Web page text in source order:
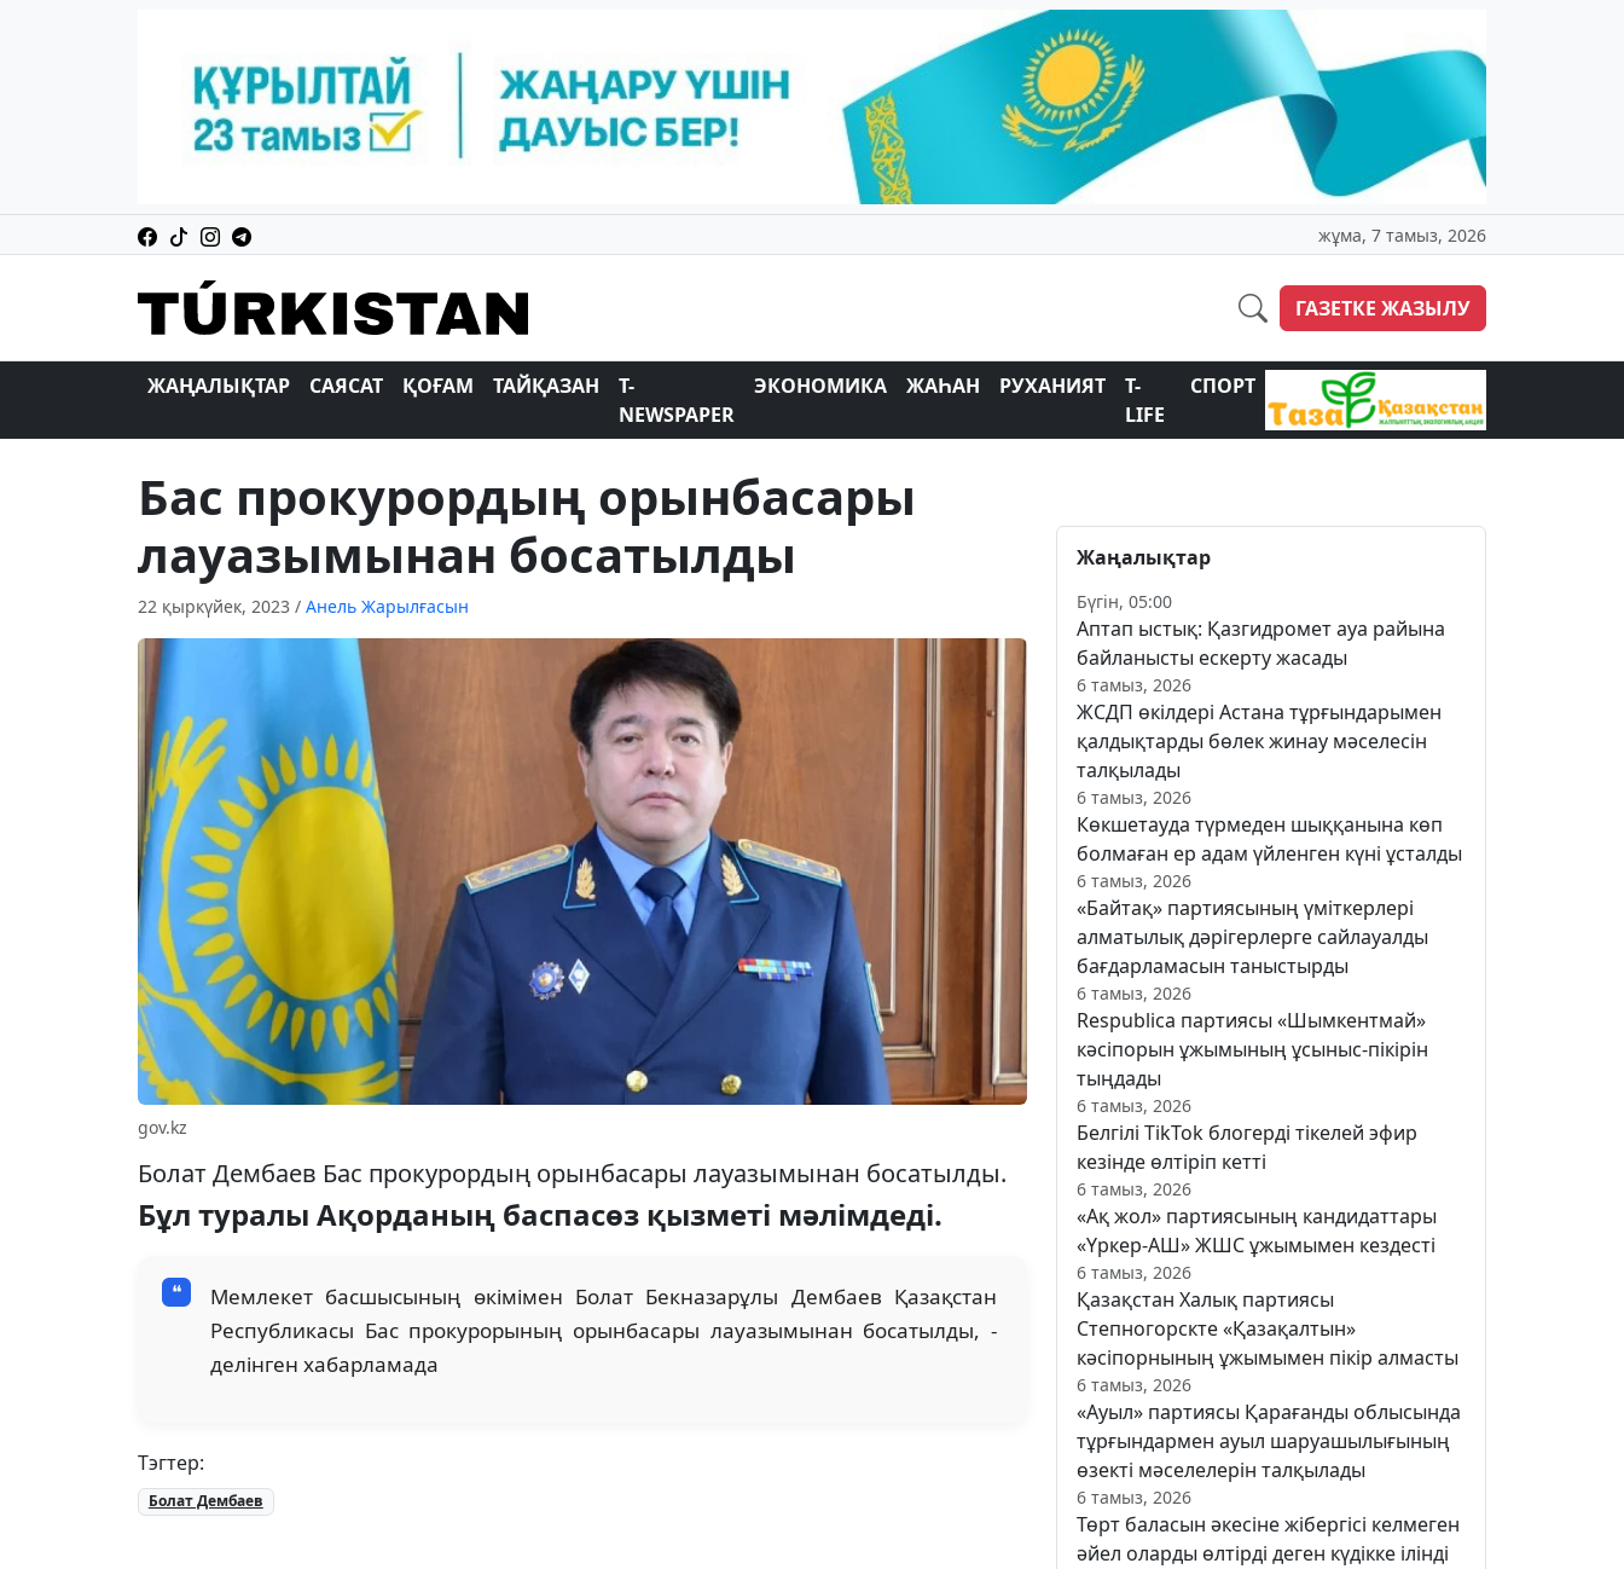
жұма, 7 тамыз, 2026
ГАЗЕТКЕ ЖАЗЫЛУ
ЖАҢАЛЫҚТАР САЯСАТ ҚОҒАМ ТАЙҚАЗАН
T-
NEWSPAPER
ЭКОНОМИКА ЖАҺАН РУХАНИЯТ
T-
LIFE
СПОРТ
Бас прокурордың орынбасары
лауазымынан босатылды
22 қыркүйек, 2023 / Анель Жарылғасын
gov.kz
Болат Дембаев Бас прокурордың орынбасары лауазымынан босатылды.
Бұл туралы Ақорданың баспасөз қызметі мәлімдеді.
Мемлекет басшысының өкімімен Болат Бекназарұлы Дембаев Қазақстан
Республикасы Бас прокурорының орынбасары лауазымынан босатылды, -
делінген хабарламада
Тэгтер:
Болат Дембаев
Жаңалықтар
Бүгін, 05:00
Аптап ыстық: Қазгидромет ауа райына
байланысты ескерту жасады
6 тамыз, 2026
ЖСДП өкілдері Астана тұрғындарымен
қалдықтарды бөлек жинау мәселесін
талқылады
6 тамыз, 2026
Көкшетауда түрмеден шыққанына көп
болмаған ер адам үйленген күні ұсталды
6 тамыз, 2026
«Байтақ» партиясының үміткерлері
алматылық дәрігерлерге сайлауалды
бағдарламасын таныстырды
6 тамыз, 2026
Respublica партиясы «Шымкентмай»
кәсіпорын ұжымының ұсыныс-пікірін
тыңдады
6 тамыз, 2026
Белгілі TikTok блогерді тікелей эфир
кезінде өлтіріп кетті
6 тамыз, 2026
«Ақ жол» партиясының кандидаттары
«Үркер-АШ» ЖШС ұжымымен кездесті
6 тамыз, 2026
Қазақстан Халық партиясы
Степногорскте «Қазақалтын»
кәсіпорнының ұжымымен пікір алмасты
6 тамыз, 2026
«Ауыл» партиясы Қарағанды облысында
тұрғындармен ауыл шаруашылығының
өзекті мәселелерін талқылады
6 тамыз, 2026
Төрт баласын әкесіне жібергісі келмеген
әйел оларды өлтірді деген күдікке ілінді